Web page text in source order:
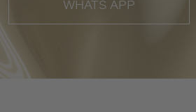
WHATS APP